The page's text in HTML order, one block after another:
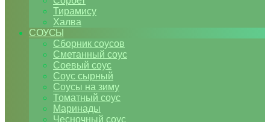
Тирамису
Халва
СОУСЫ
Сборник соусов
Сметанный соус
Соевый соус
Соус сырный
Соусы на зиму
Томатный соус
Маринады
Чесночный соус